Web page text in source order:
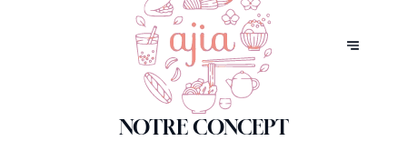
NOTRE CONCEPT